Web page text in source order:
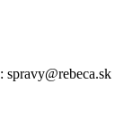
spravy@rebeca.sk